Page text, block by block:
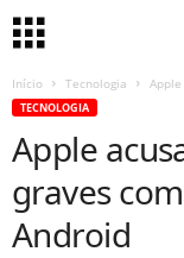
Início Tecnologia
TECNOLOGIA
Apple
graves
Android